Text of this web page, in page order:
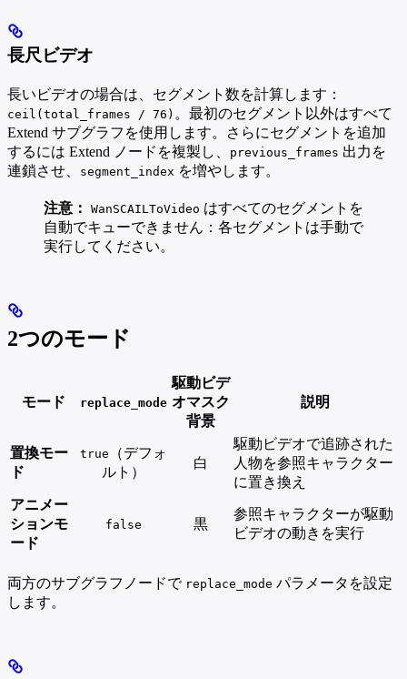
長尺ビデオ
長いビデオの場合は、セグメント数を計算します：
ceil(total_frames / 76) 。最初のセグメント以外はすべて
Extend サブグラフを使用します。さらにセグメントを追加
するには Extend ノードを複製し、
previous_frames 出力を
連鎖させ、
segment_index を増やします。
注意： WanSCAILToVideo はすべてのセグメントを
自動でキューできません：各セグメントは手動で
実行してください。
2つのモード
モード replace_mode
駆動ビデ
オマスク
背景
説明
置換モー
ド
true
（デフォ
ルト）
白
駆動ビデオで追跡された
人物を参照キャラクター
に置き換え
アニメー
ションモ
ード
false 黒
参照キャラクターが駆動
ビデオの動きを実行
両方のサブグラフノードで replace_mode パラメータを設定
します。